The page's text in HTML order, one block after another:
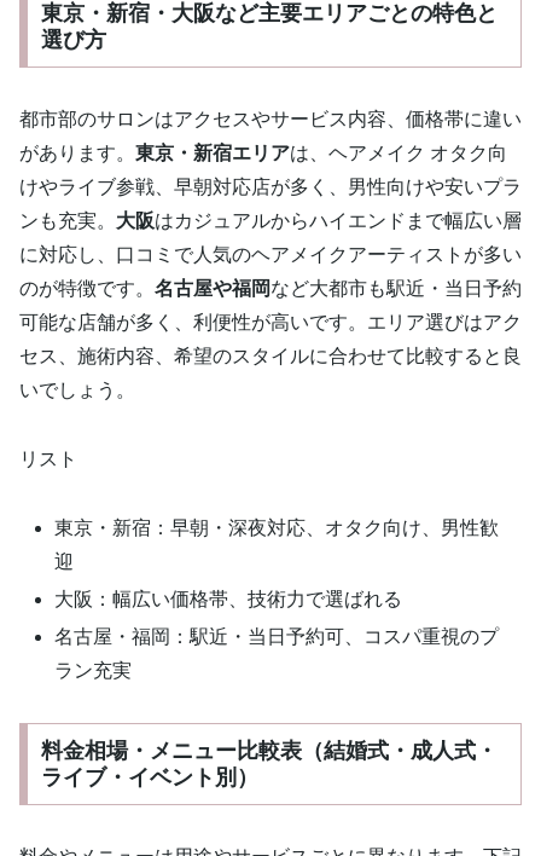
東京・新宿・大阪など主要エリアごとの特色と
選び方
都市部のサロンはアクセスやサービス内容、価格帯に違い
があります。 東京・新宿エリアは、ヘアメイク オタク向
けやライブ参戦、早朝対応店が多く、男性向けや安いプラ
ンも充実。 大阪はカジュアルからハイエンドまで幅広い層
に対応し、口コミで人気のヘアメイクアーティストが多い
のが特徴です。 名古屋や福岡など大都市も駅近・当日予約
可能な店舗が多く、利便性が高いです。エリア選びはアク
セス、施術内容、希望のスタイルに合わせて比較すると良
いでしょう。
リスト
東京・新宿：早朝・深夜対応、オタク向け、男性歓
迎
大阪：幅広い価格帯、技術力で選ばれる
名古屋・福岡：駅近・当日予約可、コスパ重視のプ
ラン充実
料金相場・メニュー比較表（結婚式・成人式・
ライブ・イベント別）